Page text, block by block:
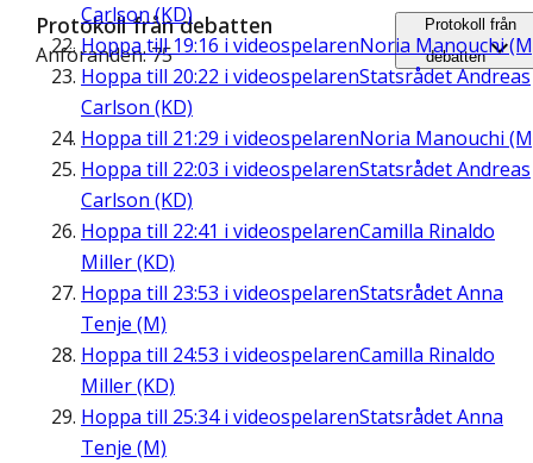
Carlson (KD)
Hoppa till19:16 i videospelarenNoria Manouchi
Hoppa till 20:22 i videospelarenStatsrådet Andreas
Carlson (KD)
Hoppa till 21:29 i videospelarenNoria Manouchi
Hoppa till 22:03 i videospelarenStatsrådet Andreas
Carlson (KD)
Hoppa till 22:41 i videospelarenCamilla Rinaldo
Miller (KD)
Hoppa till 23:53 i videospelarenStatsrådet Anna
Tenje (M)
Hoppa till 24:53 i videospelarenCamilla Rinaldo
Miller (KD)
Hoppa till 25:34i videospelarenStatsrådet Anna
Tenje (M)
Protokoll från debatten
Anföranden: 75
Protokoll från
debatten